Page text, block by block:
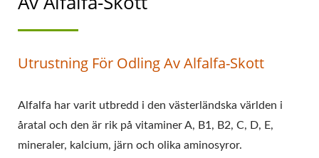
SOJAMJÖLKSPRODUKTION
PRIORITET PÅ
LIVSMEDELSSÄKERHET.
Utrustning För Odling Av Alfalfa-Skott
Alfalfa har varit utbredd i den västerländska världen i
åratal och den är rik på vitaminer A, B1, B2, C, D, E,
mineraler, kalcium, järn och olika aminosyror.